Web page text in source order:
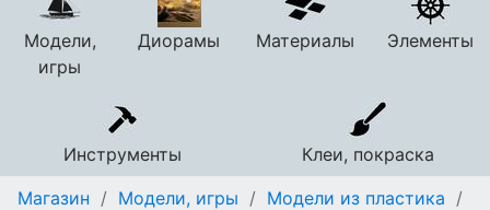
Модели,
игры
Диорамы Материалы Элементы
Инструменты
Клеи, покраска
Магазин / Модели, игры / Модели из пластика /